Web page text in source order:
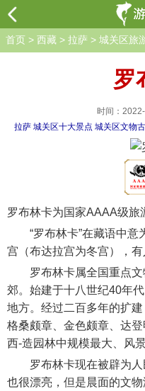
首页 > 西藏 > 拉萨 > 城关区旅
罗
时间：
拉萨 城关区十大景点 城关区文物
罗布林卡为国家AAAA级旅
“罗布林卡”在藏语中意
宫（布达拉宫为冬宫），有
罗布林卡属全国重点文
郊。始建于十八世纪40年
地方。经过二百多年的扩
格桑颇章、金色颇章、达
西-造园林中规模最大、风
罗布林卡现在被辟为人
也很漂亮，但是晨面的文